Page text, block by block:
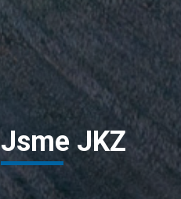
Jsme JKZ